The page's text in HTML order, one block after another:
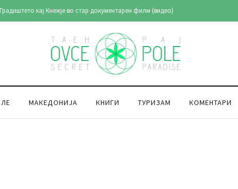
Градиштето кај Кнежје во стар документарен филм (видео)
МАКЕДОНИЈА КНИГИ ТУРИЗАМ КОМЕНТАРИ